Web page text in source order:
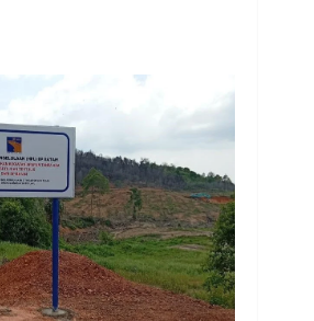
JULI 15, 2026
Pemko Batam Tegaskan
RT dan RW bukan Petugas
Pendataan dan
Pemungutan Pajak
AGUSTUS 1, 2026 0